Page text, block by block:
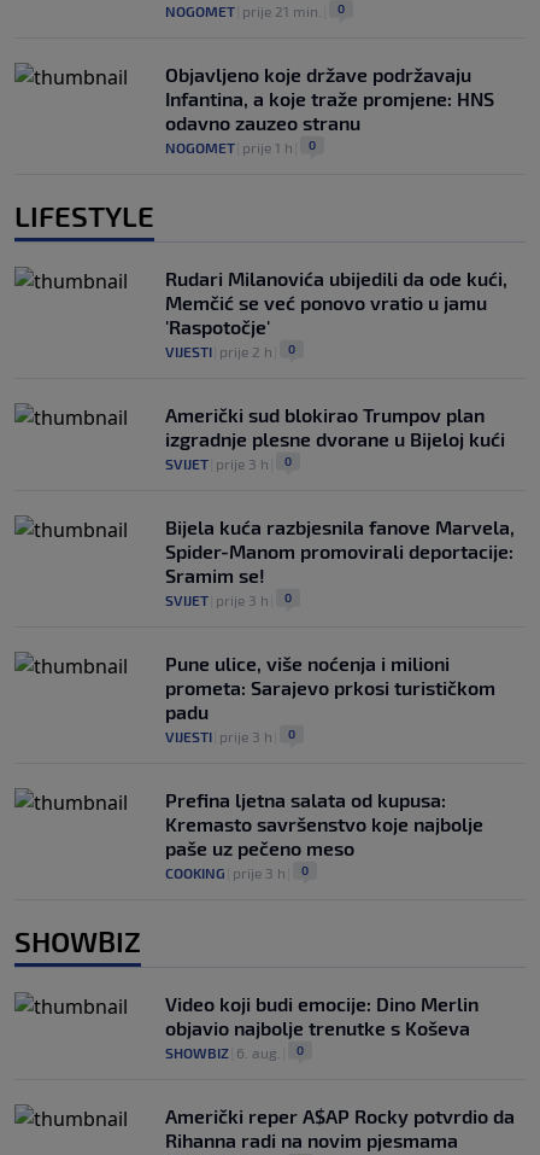
NOGOMET prije 21 min. 0
Objavljeno koje države podržavaju
Infantina, a koje traže promjene: HNS
odavno zauzeo stranu
NOGOMET prije 1 h 0
LIFESTYLE
Rudari Milanovića ubijedili da ode kući,
Memčić se već ponovo vratio u jamu
'Raspotočje'
VIJESTI prije 2 h 0
Američki sud blokirao Trumpov plan
izgradnje plesne dvorane u Bijeloj kući
SVIJET prije 3 h 0
Bijela kuća razbjesnila fanove Marvela,
Spider-Manom promovirali deportacije:
Sramim se!
SVIJET prije 3 h 0
Pune ulice, više noćenja i milioni
prometa: Sarajevo prkosi turističkom
padu
VIJESTI prije 3 h 0
Prefina ljetna salata od kupusa:
Kremasto savršenstvo koje najbolje
paše uz pečeno meso
COOKING prije 3 h 0
SHOWBIZ
Video koji budi emocije: Dino Merlin
objavio najbolje trenutke s Koševa
SHOWBIZ 6. aug. 0
Američki reper A$AP Rocky potvrdio da
Rihanna radi na novim pjesmama